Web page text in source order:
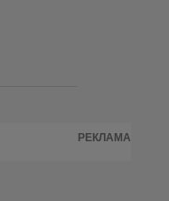
РЕКЛАМА